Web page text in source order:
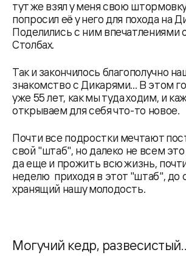
тут же взял у меня свою
попросил её у него для похода на
Поделились с ним впечатлениями
Столбах.
Так и закончилось благополучно
знакомство с Дикарями... В этом
уже 55 лет, как мы туда ходим, и
открываем для себя что-то новое.
Почти все подростки мечтают
свой "штаб", но далеко не всем
да еще и прожить всю жизнь,
неделю приходя в этот "штаб", до
хранящий нашу молодость.
Могучий кедр,